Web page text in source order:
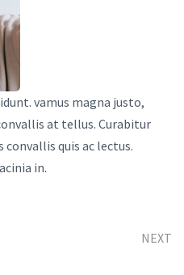
vamus magna justo,
at tellus. Curabitur
quis ac lectus.
in.
NEXT